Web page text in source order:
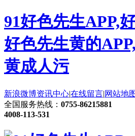
91好色先生APP,
好色先生黄的
黄成人污
新浪微博资讯中心|在线留言|网站地
全国服务热线： 0755-86215881
4008-113-531